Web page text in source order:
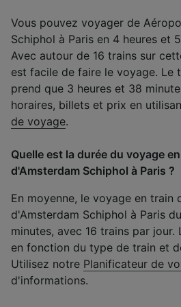
Vous pouvez voyager de
Schiphol à Paris en 4 heures et
Avec autour de 16 trains sur
est facile de faire le voyage. Le
prend que 3 heures et 38
horaires, billets et prix en
de voyage.
Quelle est la durée du voyage
d'Amsterdam Schiphol à Paris ?
En moyenne, le voyage en train
d'Amsterdam Schiphol à Paris
minutes, avec 16 trains par jour.
en fonction du type de train et
Utilisez notre Planificateur de
d'informations.